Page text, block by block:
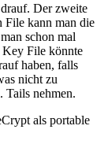
Der zweite
File kann man die
schon mal
Key File könnte
haben, falls
nicht zu
Tails nehmen.
als portable